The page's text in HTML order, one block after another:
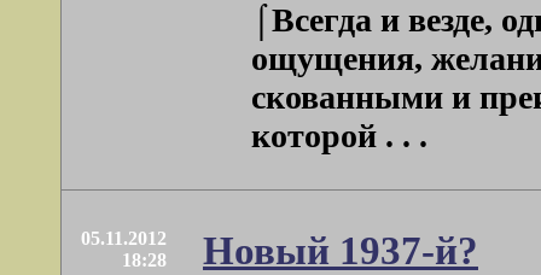
⌠Всегда и везде,
ощущения,
скованными и
которой . . .
05.11.2012
18:28
Новый 1937-й?